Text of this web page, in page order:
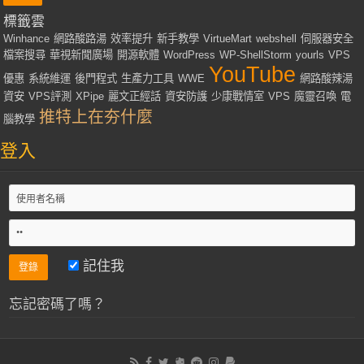
標籤雲
Winhance 網路酸路湯 效率提升 新手教學 VirtueMart webshell
伺服器安全
檔案搜尋 華視新聞廣場 開源軟體 WordPress WP-ShellStorm yourls VPS
優惠 系統維運 後門程式 生產力工具 WWE YouTube 網路酸辣湯
資安 VPS評測 XPipe 麗文正經話 資安防護 少康戰情室 VPS 魔靈召喚 電
腦教學 推特上在夯什麼
登入
記住我
忘記密碼了嗎？